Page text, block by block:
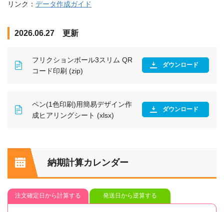
リンク： データ作成ガイド
2026.06.27 更新
フリクションボール3スリム QR
コード印刷 (zip)
ダウンロード
ペン(1色印刷)用簡易デザイン作
成ヒアリングシート (xlsx)
ダウンロード
納期計算カレンダー
注文確定日から計算する 発送日から逆算する